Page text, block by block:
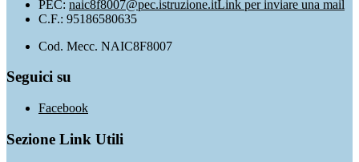
PEC: naic8f8007@pec.istruzione.itLink per inviare una mail
C.F.: 95186580635
Cod. Mecc. NAIC8F8007
Seguici su
Facebook
Sezione Link Utili